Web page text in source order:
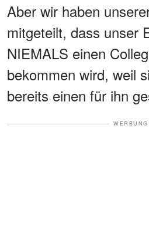
Aber wir haben
mitgeteilt, dass unser
NIEMALS einen
bekommen wird, weil
bereits einen für ihn
WERBUNG